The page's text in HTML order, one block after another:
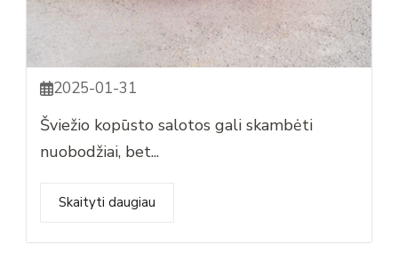
2025-01-31
Šviežio kopūsto salotos gali skambėti
nuobodžiai, bet...
Skaityti daugiau